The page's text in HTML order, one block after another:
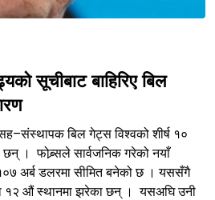
सूचीबाट बाहिरिए बिल
बिल गेट्स विश्वको शीर्ष १०
छन् । फोब्र्सले सार्वजनिक गरेको नयाँ
अर्ब डलरमा सीमित बनेको छ । यससँगै
१२ औं स्थानमा झरेका छन् । यसअघि उनी